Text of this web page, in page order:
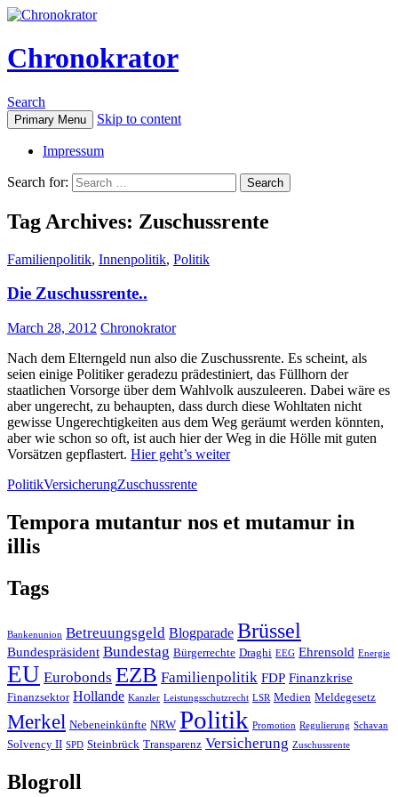
Chronokrator
Search
Primary Menu Skip to content
Impressum
Search for:
Tag Archives: Zuschussrente
Familienpolitik, Innenpolitik, Politik
Die Zuschussrente..
March 28, 2012 Chronokrator
Nach dem Elterngeld nun also die Zuschussrente. Es scheint, als
seien einige Politiker geradezu prädestiniert, das Füllhorn der
staatlichen Vorsorge über dem Wahlvolk auszuleeren. Dabei wäre es
aber ungerecht, zu behaupten, dass durch diese Wohltaten nicht
gewisse Ungerechtigkeiten aus dem Weg geräumt werden könnten,
aber wie schon so oft, ist auch hier der Weg in die Hölle mit guten
Vorsätzen gepflastert. Hier geht’s weiter
PolitikVersicherungZuschussrente
Tempora mutantur nos et mutamur in
illis
Tags
Bankenunion Betreuungsgeld Blogparade Brüssel
Bundespräsident Bundestag Bürgerrechte Draghi EEG Ehrensold Energie
EU Eurobonds EZB Familienpolitik FDP Finanzkrise
Finanzsektor Hollande Kanzler Leistungsschutzrecht LSR Medien Meldegesetz
Merkel Nebeneinkünfte NRW Politik Promotion Regulierung Schavan
Solvency II SPD Steinbrück Transparenz Versicherung Zuschussrente
Blogroll